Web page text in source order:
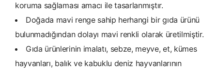
koruma sağlaması amacı ile tasarlanmıştır.
Doğada mavi renge sahip herhangi bir gıda ürünü
bulunmadığından dolayı mavi renkli olarak üretilmiştir.
Gıda ürünlerinin imalatı, sebze, meyve, et, kümes
hayvanları, balık ve kabuklu deniz hayvanlarının